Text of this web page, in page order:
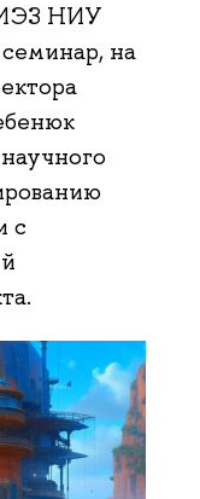
НИУ
на
с